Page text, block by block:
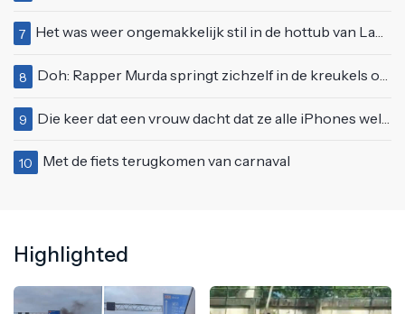
7 Het was weer ongemakkelijk stil in de hottub van Lang Leve de Liefde
8 Doh: Rapper Murda springt zichzelf in de kreukels op het Moonstar Festival
9 Die keer dat een vrouw dacht dat ze alle iPhones wel op kon kopen
10 Met de fiets terugkomen van carnaval
Highlighted